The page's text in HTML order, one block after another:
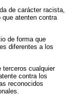
de carácter racista,
atenten contra
de forma que
diferentes a los
terceros cualquier
contra los
reconocidos